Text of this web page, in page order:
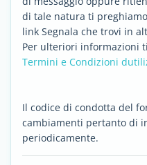
di tale natura ti
link Segnala che trovi in
Per ulteriori informazioni
Termini e Condizioni
Il codice di condotta del
cambiamenti pertanto di
periodicamente.